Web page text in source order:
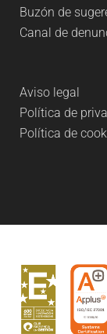
Buzón de
Canal de
Aviso legal
Política de
Política de